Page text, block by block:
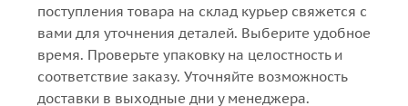
поступления товара на склад курьер свяжется с
вами для уточнения деталей. Выберите удобное
время. Проверьте упаковку на целостность и
соответствие заказу. Уточняйте возможность
доставки в выходные дни у менеджера.